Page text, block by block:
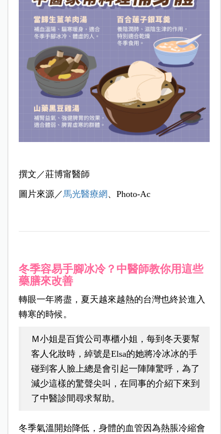
撰文／莊博甯醫師
圖片來源／馬光醫療網 、Photo-Ac
冬季容易手腳冰冷？中醫師教你用這些
藥膳來改善
轉眼一年將盡，夏天越來越熱的台灣也終於進入
轉寒的時候。
Ｍ小姐是百貨公司專櫃小姐，每到冬天要幫
客人化妝時，綽號是Elsa的她將冷冰冰的手
碰到客人臉上總是會引起一陣陣驚呼，為了
減少這樣的驚聲尖叫，在同事的介紹下來到
了中醫診間尋求幫助。
冬季氣溫開始降低，身體的血管因為熱脹冷縮會